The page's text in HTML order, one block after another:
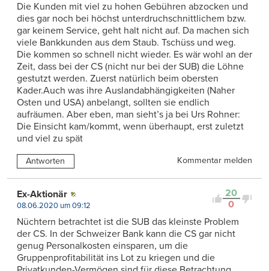
Die Kunden mit viel zu hohen Gebühren abzocken und
dies gar noch bei höchst unterdruchschnittlichem bzw.
gar keinem Service, geht halt nicht auf. Da machen sich
viele Bankkunden aus dem Staub. Tschüss und weg.
Die kommen so schnell nicht wieder. Es wär wohl an der
Zeit, dass bei der CS (nicht nur bei der SUB) die Löhne
gestutzt werden. Zuerst natürlich beim obersten
Kader.Auch was ihre Auslandabhängigkeiten (Naher
Osten und USA) anbelangt, sollten sie endlich
aufräumen. Aber eben, man sieht’s ja bei Urs Rohner:
Die Einsicht kam/kommt, wenn überhaupt, erst zuletzt
und viel zu spät
Antworten Kommentar melden
20
0
Ex-Aktionär
08.06.2020 um 09:12
Nüchtern betrachtet ist die SUB das kleinste Problem
der CS. In der Schweizer Bank kann die CS gar nicht
genug Personalkosten einsparen, um die
Gruppenprofitabilität ins Lot zu kriegen und die